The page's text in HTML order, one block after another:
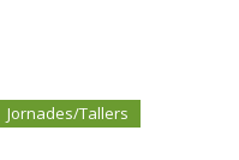
Jornades/Tallers